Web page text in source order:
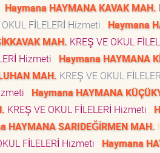
Haymana HAYMANA KAVAK MAH.
FİLELERİ Hizmeti Haymana
MAH. KREŞ VE OKUL
Hizmeti Haymana HAYMANA
MAH. KREŞ VE OKUL
Haymana HAYMANA
KREŞ VE OKUL FİLELERİ Hizmeti
HAYMANA SARIDEĞİRMEN MAH.
FİLELERİ Hizmeti Haymana